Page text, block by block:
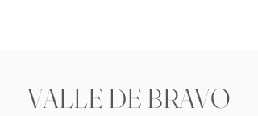
VALLE DE BRAVO